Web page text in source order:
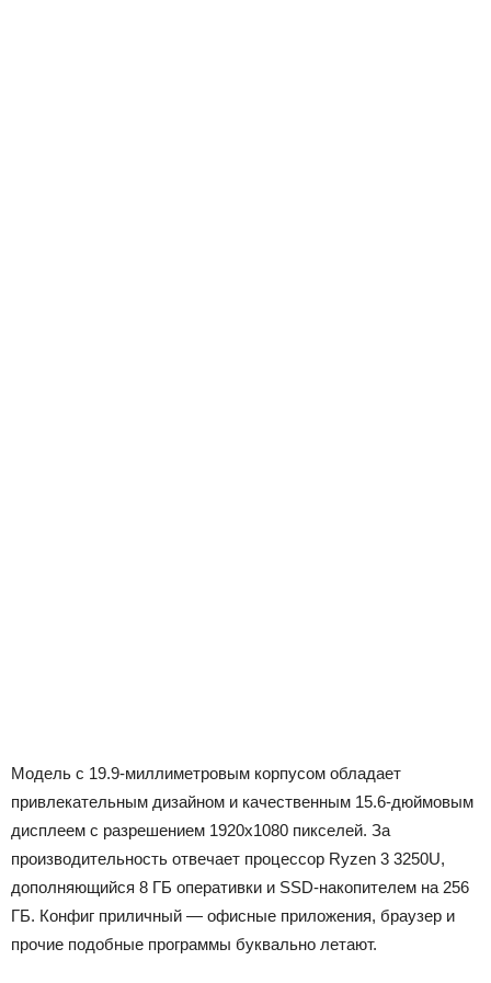
Модель с 19.9-миллиметровым корпусом обладает
привлекательным дизайном и качественным 15.6-дюймовым
дисплеем с разрешением 1920х1080 пикселей. За
производительность отвечает процессор Ryzen 3 3250U,
дополняющийся 8 ГБ оперативки и SSD-накопителем на 256
ГБ. Конфиг приличный — офисные приложения, браузер и
прочие подобные программы буквально летают.